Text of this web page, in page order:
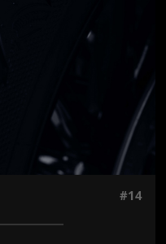
#14